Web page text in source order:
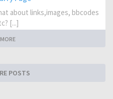
about links,images, bbcodes
[...]
POSTS